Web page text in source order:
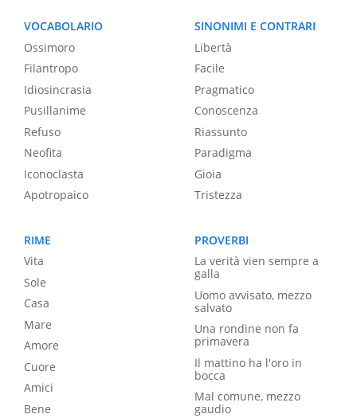
VOCABOLARIO
Ossimoro
Filantropo
Idiosincrasia
Pusillanime
Refuso
Neofita
Iconoclasta
Apotropaico
SINONIMI E CONTRARI
Libertà
Facile
Pragmatico
Conoscenza
Riassunto
Paradigma
Gioia
Tristezza
RIME
Vita
Sole
Casa
Mare
Amore
Cuore
Amici
Bene
PROVERBI
La verità vien sempre a
galla
Uomo avvisato, mezzo
salvato
Una rondine non fa
primavera
Il mattino ha l'oro in
bocca
Mal comune, mezzo
gaudio